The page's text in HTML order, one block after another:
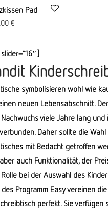
Pad
€
symbolisieren wohl wie
neuen Lebensabschnitt.
viele Jahre lang
Daher sollte die
mit Bedacht getroffen
auch Funktionalität, der
bei der Auswahl des
Programm Easy vereinen
perfekt. Sie verfügen